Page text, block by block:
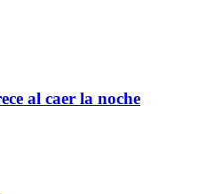
al caer la noche